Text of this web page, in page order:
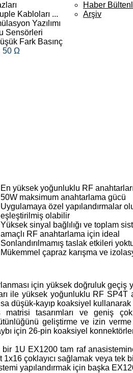
Kabloları ...
Yazılımı
Sensörleri
Fark Basınç
Haber
Arşiv
50 Ω
En yüksek yoğunluklu RF
50W maksimum anahtarlama gücü
Uygulamaya özel yapılandırmalar
eşleştirilmiş olabilir
Yüksek sinyal bağlılığı ve toplam
amaçlı RF anahtarlama için ideal
Sonlandırılmamış taslak etkileri
Mükemmel çapraz karışma ve
için yüksek doğruluk
ile yüksek yoğunluklu RF SP4T
düşük-kayıp koaksiyel
tasarımları ve geniş
geliştirme ve izin verme
için 26-pin koaksiyel
bir 1U EX1200 tam raf
çoklayıcı sağlamak veya tek
yapılandırmak için başka